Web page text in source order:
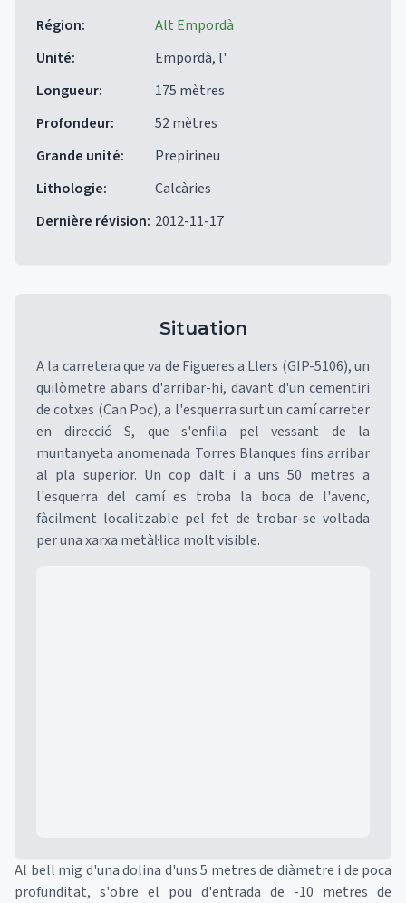
Région:
Alt Empordà
Unité:
Empordà, l'
Longueur:
175 mètres
Profondeur:
52 mètres
Grande unité:
Prepirineu
Lithologie:
Calcàries
Dernière révision: 2012-11-17
Situation
A la carretera que va de Figueres a Llers (GIP-5106), un
quilòmetre abans d'arribar-hi, davant d'un cementiri
de cotxes (Can Poc), a l'esquerra surt un camí carreter
en direcció S, que s'enfila pel vessant de la
muntanyeta anomenada Torres Blanques fins arribar
al pla superior. Un cop dalt i a uns 50 metres a
l'esquerra del camí es troba la boca de l'avenc,
fàcilment localitzable pel fet de trobar-se voltada
per una xarxa metàl·lica molt visible.
Al bell mig d'una dolina d'uns 5 metres de diàmetre i de poca
profunditat, s'obre el pou d'entrada de -10 metres de